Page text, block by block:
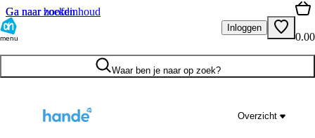
Ga naar hoofdinhoud
Ga naar zoeken
menu
Inloggen
0.00
Waar ben je naar op zoek?
Overzicht